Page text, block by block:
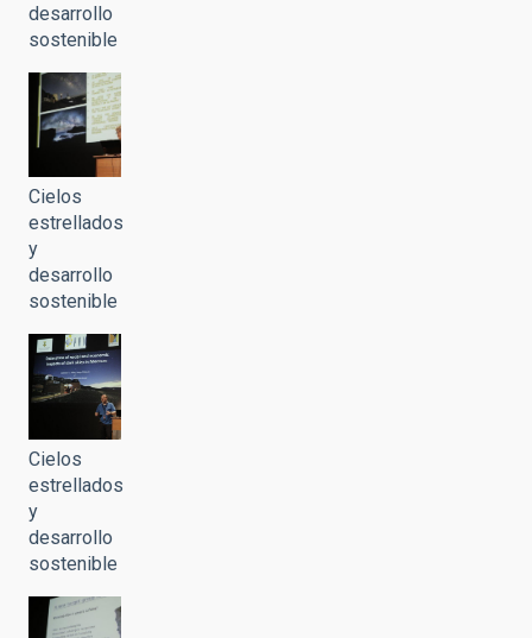
desarrollo
sostenible
Cielos
estrellados
y
desarrollo
sostenible
Cielos
estrellados
y
desarrollo
sostenible